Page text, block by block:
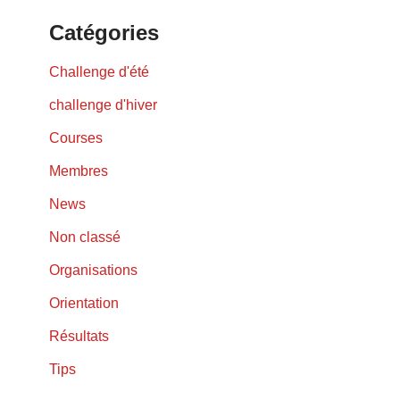
Catégories
Challenge d'été
challenge d'hiver
Courses
Membres
News
Non classé
Organisations
Orientation
Résultats
Tips